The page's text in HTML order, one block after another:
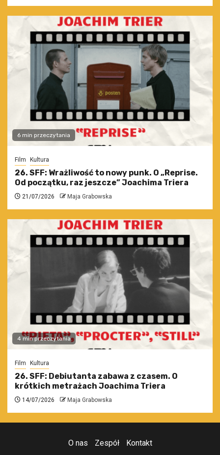
6 min przeczytania
Film Kultura
26. SFF: Wrażliwość to nowy punk. O „Reprise.
Od początku, raz jeszcze” Joachima Triera
21/07/2026 Maja Grabowska
4 min przeczytania
Film Kultura
26. SFF: Debiutanta zabawa z czasem. O
krótkich metrażach Joachima Triera
14/07/2026 Maja Grabowska
O nas Zespół Kontakt